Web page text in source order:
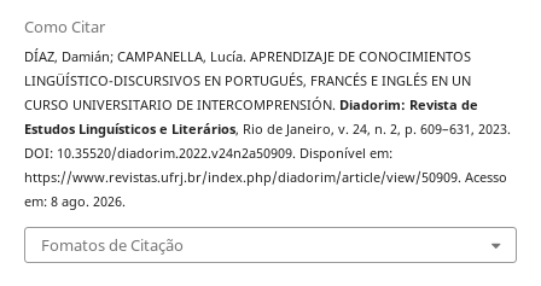
Como Citar
DÍAZ, Damián; CAMPANELLA, Lucía. APRENDIZAJE DE CONOCIMIENTOS
LINGÜÍSTICO-DISCURSIVOS EN PORTUGUÉS, FRANCÉS E INGLÉS EN UN
CURSO UNIVERSITARIO DE INTERCOMPRENSIÓN. Diadorim: Revista de
Estudos Linguísticos e Literários, Rio de Janeiro, v. 24, n. 2, p. 609–631, 2023.
DOI: 10.35520/diadorim.2022.v24n2a50909. Disponível em:
https://www.revistas.ufrj.br/index.php/diadorim/article/view/50909. Acesso
em: 8 ago. 2026.
Fomatos de Citação